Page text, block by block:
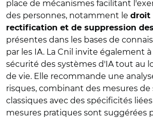
place de mécanismes facilitant
des personnes, notamment le droit
rectification et de suppression
présentes dans les bases de
par les IA. La Cnil invite également
sécurité des systèmes d'IA tout au
de vie. Elle recommande une
risques, combinant des mesures de
classiques avec des spécificités liées
mesures pratiques sont suggérées